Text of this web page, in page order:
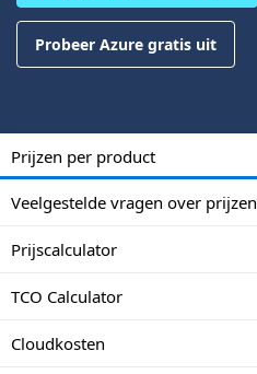
Probeer Azure gratis uit
Prijzen per product
Veelgestelde vragen over prijzen
Prijscalculator
TCO Calculator
Cloudkosten